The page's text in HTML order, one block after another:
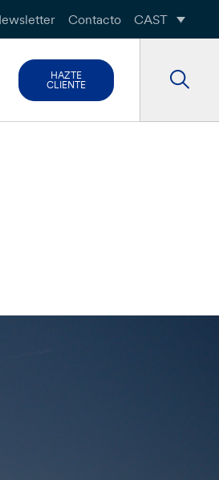
Contacto CAST
HAZTE
CLIENTE